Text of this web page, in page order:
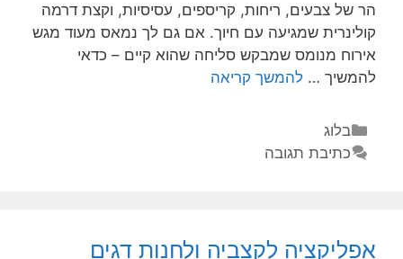
הר של צבעים, ריחות, קריספים, עסיסיות, וקצת דרמה
קולינרית שמגיעה עם חיוך. אם גם לך נמאס מעוד מגש
אירוח מנומס שמבקש סליחה שהוא קיים – כדאי
להמשיך … להמשך קריאה
בלוג
כתיבת תגובה
אפליקציה לקצביה ולחנות דגים